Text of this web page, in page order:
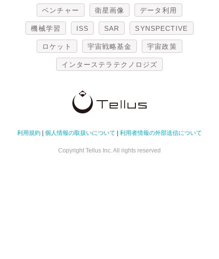
ベンチャー 衛星画像 データ利用
機械学習 ISS SAR SYNSPECTIVE
ロケット 宇宙戦略基金 宇宙政策
インターステラテクノロジズ
利用規約 個人情報の取扱いについて 利用者情報の外部送信について
Copyright Tellus Inc. All rights reserved